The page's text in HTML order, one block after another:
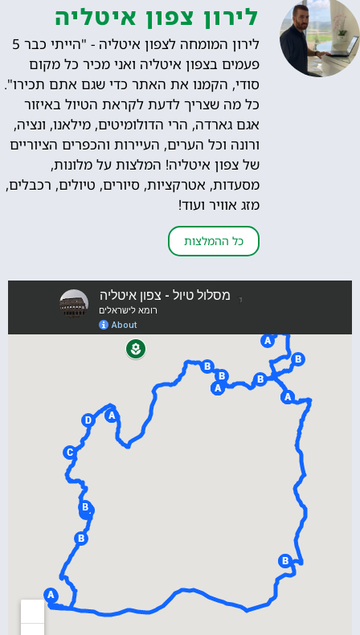
לירון צפון איטליה
לירון המומחה לצפון איטליה - "הייתי כבר 5
פעמים בצפון איטליה ואני מכיר כל מקום
סודי, הקמנו את האתר כדי שגם אתם תכירו".
כל מה שצריך לדעת לקראת הטיול באיזור
אגם גארדה, הרי הדולומיטים, מילאנו, ונציה,
ורונה וכל הערים, העיירות והכפרים הציוריים
של צפון איטליה! המלצות על מלונות,
מסעדות, אטרקציות, סיורים, טיולים, רכבלים,
מזג אוויר ועוד!
כל ההמלצות